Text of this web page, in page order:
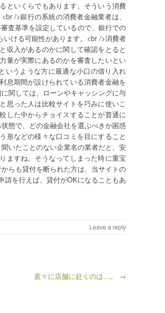
といくらでもあります。そういう消費
/>銀行の系統の消費者金融業者は、
査基準を設定しているので、銀行での
ける可能性があります。<br />消費者
収入があるのかに関して確認をとると
量が実際にあるのかを審査したいとい
いうような方に最適な小口の借り入れ
息期間が設けられている消費者金融を
関しては、ローンやキャッシングに与
思った人は比較サイトを巧みに使いこ
した中からチョイスすることが普通に
態で、どの金融会社を選ぶべきか困惑
形などの様々な口コミを目にすること
いたことのない企業名の業者だと、安
ますね。そうなってしまった時に重宝
らも貸付を断られた方は、当サイトの
請を行えば、貸付がOKになることもあ
Leave a reply
直々に店舗に赴くのは…。 →